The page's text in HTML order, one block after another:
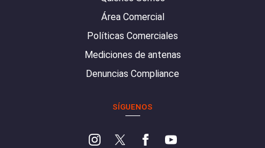
Área Comercial
Políticas Comerciales
Mediciones de antenas
Denuncias Compliance
SÍGUENOS